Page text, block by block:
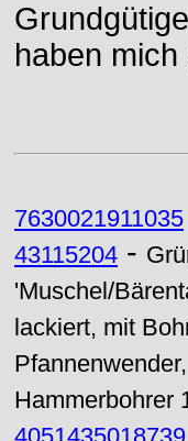
haben
7630021911035
43115204 -
'Muschel/
lackiert, mit
Hammerbohrer